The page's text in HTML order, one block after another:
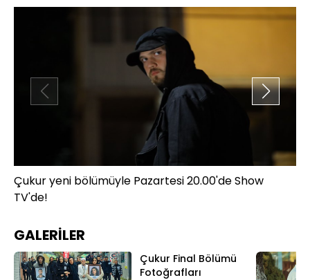
Çukur yeni bölümüyle Pazartesi 20.00'de Show
TV'de!
GALERİLER
Çukur Final Bölümü
Fotoğrafları